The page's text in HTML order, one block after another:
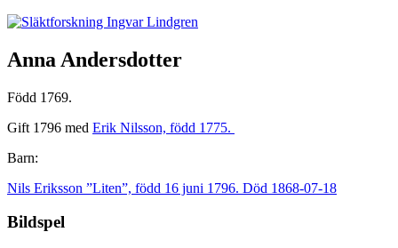
Anna Andersdotter
Född 1769.
Gift 1796 med Erik Nilsson, född 1775.
Barn:
Nils Eriksson ”Liten”, född 16 juni 1796. Död 1868-07-18
Bildspel